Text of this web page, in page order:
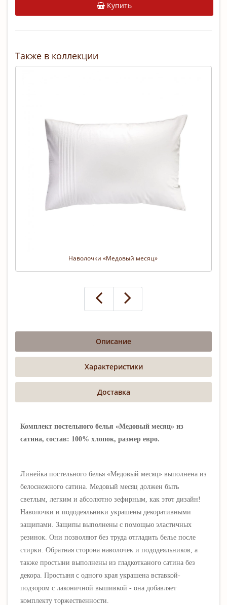
Купить
Также в коллекции
Наволочки «Медовый месяц»
Описание
Характеристики
Доставка
Комплект постельного белья «Медовый месяц» из
сатина, состав: 100% хлопок, размер евро.
Линейка постельного белья «Медовый месяц» выполнена из
белоснежного сатина. Медовый месяц должен быть
светлым, легким и абсолютно зефирным, как этот дизайн!
Наволочки и пододеяльники украшены декоративными
защипами. Защипы выполнены с помощью эластичных
резинок. Они позволяют без труда отгладить белье после
стирки. Обратная сторона наволочек и пододеяльников, а
также простыни выполнены из гладкотканого сатина без
декора. Простыня с одного края украшена вставкой-
подзором с лаконичной вышивкой - она добавляет
комплекту торжественности.